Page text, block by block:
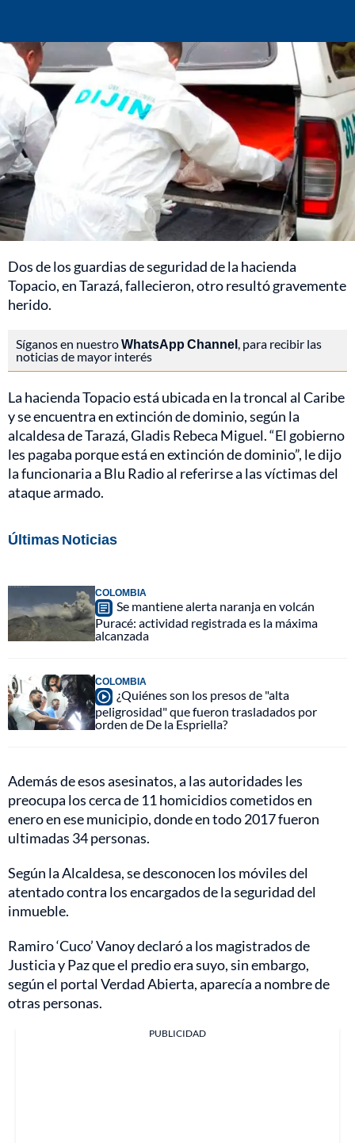
Dos de los guardias de seguridad de la hacienda
Topacio, en Tarazá, fallecieron, otro resultó gravemente
herido.
Síganos en nuestroWhatsApp Channel, para recibir las
noticias de mayor interés
La hacienda Topacio está ubicada en la troncal al Caribe
y se encuentra en extinción de dominio, según la
alcaldesa de Tarazá, Gladis Rebeca Miguel. “El gobierno
les pagaba porque está en extinción de dominio”, le dijo
la funcionaria a Blu Radio al referirse a las víctimas del
ataque armado.
Últimas Noticias
COLOMBIA
Se mantiene alerta naranja en volcán
Puracé: actividad registrada es la máxima
alcanzada
COLOMBIA
¿Quiénes son los presos de "alta
peligrosidad" que fueron trasladados por
orden de De la Espriella?
Además de esos asesinatos, a las autoridades les
preocupa los cerca de 11 homicidios cometidos en
enero en ese municipio, donde en todo 2017 fueron
ultimadas 34 personas.
Según la Alcaldesa, se desconocen los móviles del
atentado contra los encargados de la seguridad del
inmueble.
Ramiro ‘Cuco’ Vanoy declaró a los magistrados de
Justicia y Paz que el predio era suyo, sin embargo,
según el portal Verdad Abierta, aparecía a nombre de
otras personas.
PUBLICIDAD